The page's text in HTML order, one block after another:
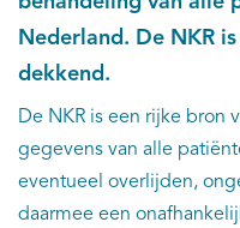
Kanker &
Kankeratlas
IKNL and
Nederland. De NKR
dekkend.
De NKR is een rijke bron
gegevens van alle
eventueel overlijden,
daarmee een